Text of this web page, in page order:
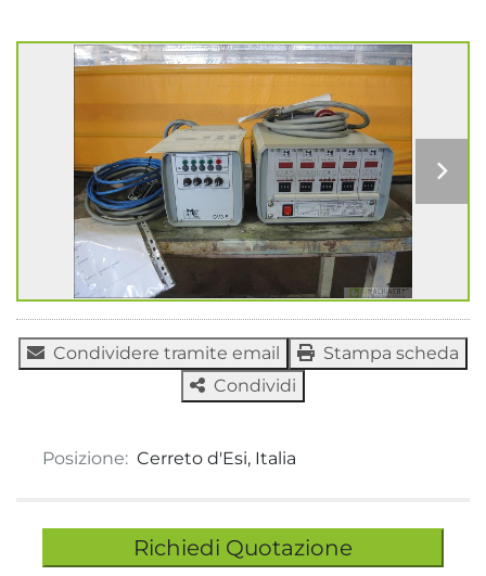
Condividere tramite email
Stampa scheda
Condividi
Posizione: Cerreto d'Esi, Italia
Richiedi Quotazione